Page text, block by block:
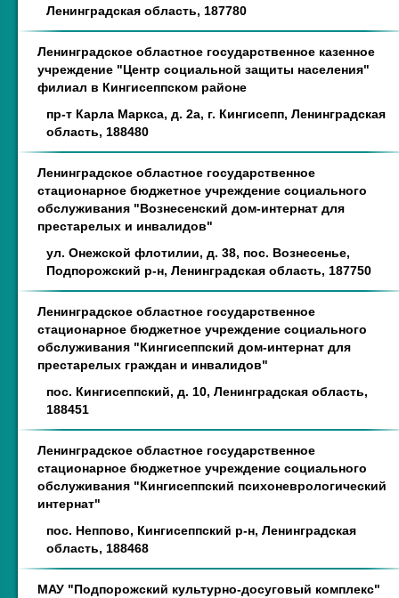
Ленинградская область, 187780
Ленинградское областное государственное казенное
учреждение "Центр социальной защиты населения"
филиал в Кингисеппском районе
пр-т Карла Маркса, д. 2а, г. Кингисепп, Ленинградская
область, 188480
Ленинградское областное государственное
стационарное бюджетное учреждение социального
обслуживания "Вознесенский дом-интернат для
престарелых и инвалидов"
ул. Онежской флотилии, д. 38, пос. Вознесенье,
Подпорожский р-н, Ленинградская область, 187750
Ленинградское областное государственное
стационарное бюджетное учреждение социального
обслуживания "Кингисеппский дом-интернат для
престарелых граждан и инвалидов"
пос. Кингисеппский, д. 10, Ленинградская область,
188451
Ленинградское областное государственное
стационарное бюджетное учреждение социального
обслуживания "Кингисеппский психоневрологический
интернат"
пос. Неппово, Кингисеппский р-н, Ленинградская
область, 188468
МАУ "Подпорожский культурно-досуговый комплекс"